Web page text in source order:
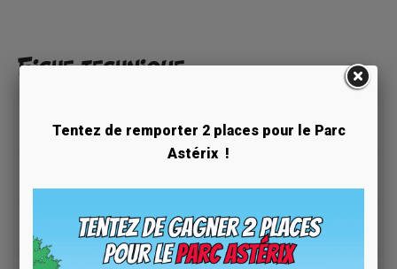
Fiche technique
Fabricant Fariboles
Dimensions Hauteur : 21 cm
Tentez de remporter 2 places pour le Parc
Astérix !